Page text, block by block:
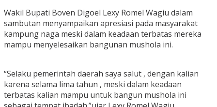
Wakil Bupati Boven Digoel Lexy Romel Wagiu dalam
sambutan menyampaikan apresiasi pada masyarakat
kampung naga meski dalam keadaan terbatas mereka
mampu menyelesaikan bangunan mushola ini.
“Selaku pemerintah daerah saya salut , dengan kalian
karena selama lima tahun , meski dalam keadaan
terbatas kalian mampu untuk bangun mushola ini